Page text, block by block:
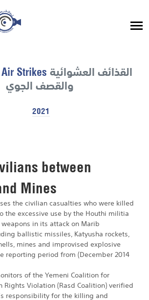
Strikes القذائف العشوائية
والقصف الجوي
2021
between
Mines
the civilian casualties who were killed
the excessive use by the Houthi militia
in its attack on Marib
ballistic missiles, Katyusha rockets,
mines and improvised explosive
reporting period from (December 2014
of the Yemeni Coalition for
Rights Violation (Rasd Coalition) verified
responsibility for the killing and